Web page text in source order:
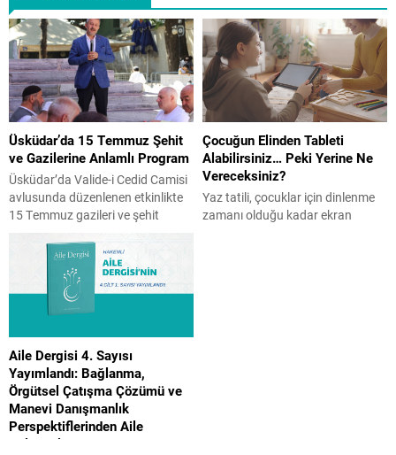
Üsküdar’da 15 Temmuz Şehit
ve Gazilerine Anlamlı Program
Üsküdar’da Valide-i Cedid Camisi
avlusunda düzenlenen etkinlikte
15 Temmuz gazileri ve şehit
öncülüğünde gerçekleşen ve
İstanbul Aile Vakfı Başkanı Üner
Karabıyık’ın da katılım gösterdiği
programda Kur’an-ı Kerim tilaveti,
yapıldı. Üsküdar’da, Valide-i Cedid
Camisi’nin avlusunda 15 Temmuz
gazileri ile şehit yakınlarına özel...
Çocuğun Elinden Tableti
Alabilirsiniz… Peki Yerine Ne
Vereceksiniz?
Yaz tatili, çocuklar için dinlenme
zamanı olduğu kadar ekran
Aile Dergisi 4. Sayısı
Yayımlandı: Bağlanma,
Örgütsel Çatışma Çözümü ve
Manevi Danışmanlık
Perspektiflerinden Aile
Çalışmaları